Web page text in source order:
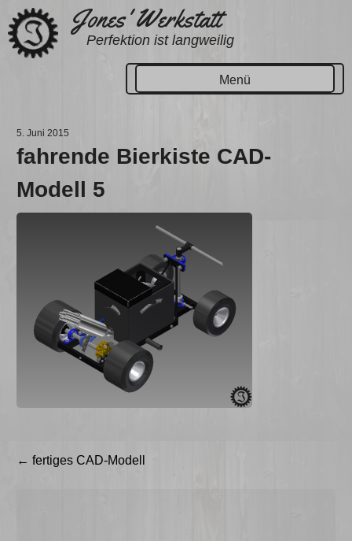
Zum
Inhalt
springen
Jones' Werkstatt
Perfektion ist langweilig
Menü
5. Juni 2015
fahrende Bierkiste CAD-
Modell 5
Beitragsnavigation
← fertiges CAD-Modell